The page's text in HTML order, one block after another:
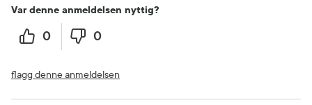
Var denne anmeldelsen nyttig?
0 0
flagg denne anmeldelsen